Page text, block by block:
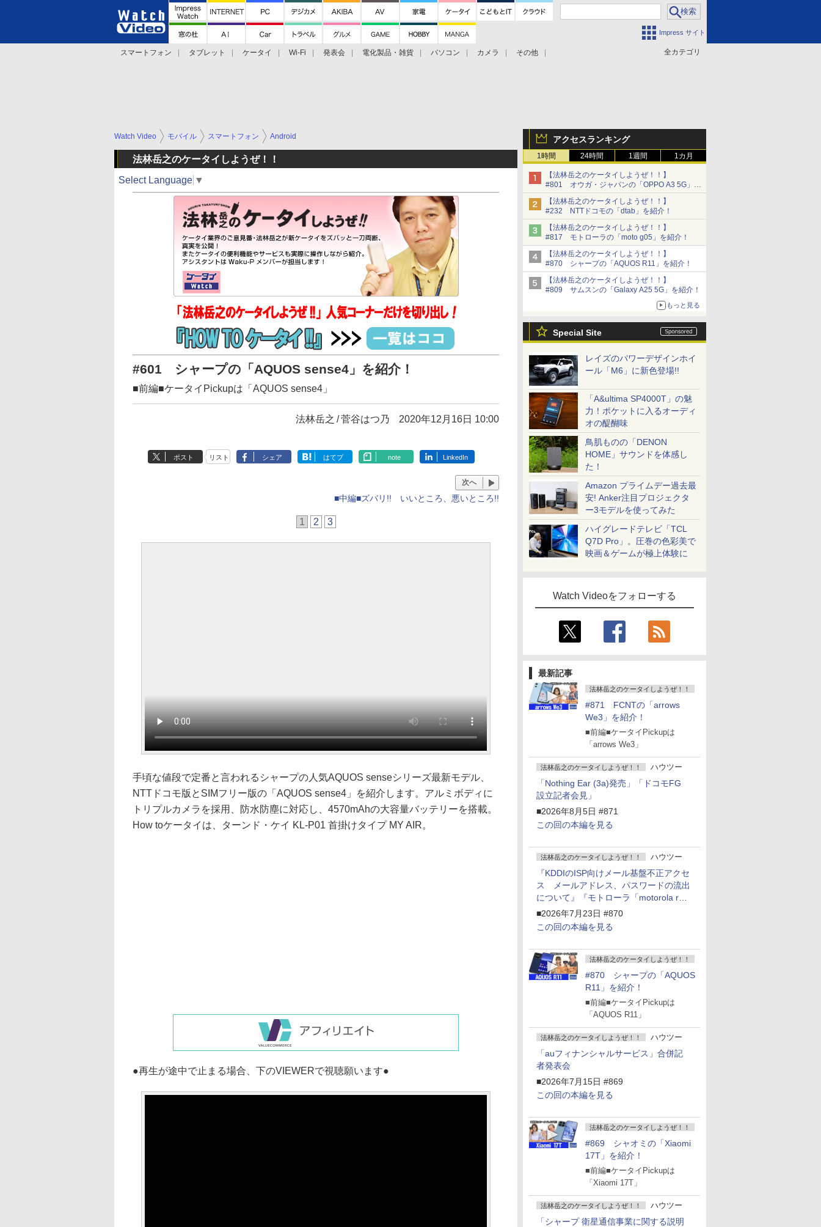
Impress サイト
全カテゴリ
スマートフォン タブレット ケータイ Wi-Fi 発表会 電化製品・雑貨 パソコン カメラ
その他
アクセスランキング
1時間 24時間 1週間 1カ月
【法林岳之のケータイしようぜ！！】
#801 オウガ・ジャパンの「OPPO A3 5G」を
紹介！
【法林岳之のケータイしようぜ！！】
#232 NTTドコモの「dtab」を紹介！
【法林岳之のケータイしようぜ！！】
#817 モトローラの「moto g05」を紹介！
【法林岳之のケータイしようぜ！！】
#870 シャープの「AQUOS R11」を紹介！
【法林岳之のケータイしようぜ！！】
#809 サムスンの「Galaxy A25 5G」を紹介！
もっと見る
Special Site
レイズのパワーデザインホイ
ール「M6」に新色登場!!
「A&ultima SP4000T」の魅
力！ポケットに入るオーディ
オの醍醐味
鳥肌ものの「DENON
HOME」サウンドを体感し
た！
Amazon プライムデー過去最
安! Anker注目プロジェクタ
ー3モデルを使ってみた
ハイグレードテレビ「TCL
Q7D Pro」。圧巻の色彩美で
映画＆ゲームが極上体験に
Watch Videoをフォローする
最新記事
法林岳之のケータイしようぜ！！
#871 FCNTの「arrows
We3」を紹介！
■前編■ケータイPickupは
「arrows We3」
法林岳之のケータイしようぜ！！ ハウツー
「Nothing Ear (3a)発売」「ドコモFG
設立記者会見」
■2026年8月5日 #871
この回の本編を見る
法林岳之のケータイしようぜ！！ ハウツー
『KDDIのISP向けメール基盤不正アクセ
ス メールアドレス、パスワードの流出
について』『モトローラ「motorola razr
fold」発表』『サムスン「Galaxy
Unpacked」開催』
■2026年7月23日 #870
この回の本編を見る
法林岳之のケータイしようぜ！！
#870 シャープの「AQUOS
R11」を紹介！
■前編■ケータイPickupは
「AQUOS R11」
法林岳之のケータイしようぜ！！ ハウツー
「auフィナンシャルサービス」合併記
者発表会
■2026年7月15日 #869
この回の本編を見る
法林岳之のケータイしようぜ！！
#869 シャオミの「Xiaomi
17T」を紹介！
■前編■ケータイPickupは
「Xiaomi 17T」
法林岳之のケータイしようぜ！！ ハウツー
「シャープ 衛星通信事業に関する説明
Watch Video モバイル スマートフォン Android
法林岳之のケータイしようぜ！！
Select Language ▼
#601 シャープの「AQUOS sense4」を紹介！
■前編■ケータイPickupは「AQUOS sense4」
法林岳之 菅谷はつ乃 2020年12月16日 10:00
ポスト リスト シェア はてブ note LinkedIn
次へ
■中編■ズバリ!! いいところ、悪いところ!!
1 2 3
手頃な値段で定番と言われるシャープの人気AQUOS senseシリーズ最新モデル、
NTTドコモ版とSIMフリー版の「AQUOS sense4」を紹介します。アルミボディに
トリプルカメラを採用、防水防塵に対応し、4570mAhの大容量バッテリーを搭載。
How toケータイは、ターンド・ケイ KL-P01 首掛けタイプ MY AIR。
●再生が途中で止まる場合、下のVIEWERで視聴願います●